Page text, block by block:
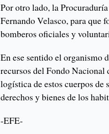
Por otro lado, la
Fernando Velasco, para que
bomberos oficiales y
En ese sentido el organismo
recursos del Fondo Nacional
logística de estos cuerpos de
derechos y bienes de los
-EFE-